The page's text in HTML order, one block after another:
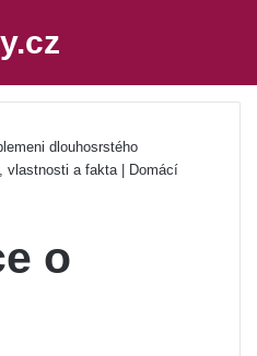
dlouhosrstého
vlastnosti a fakta | Domácí
o